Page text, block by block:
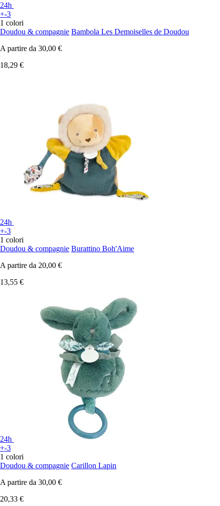
24h
+-3
1 colori
Doudou & compagnie Bambola Les Demoiselles de Doudou
A partire da 30,00 €
18,29 €
24h
+-3
1 colori
Doudou & compagnie Burattino Boh'Aime
A partire da 20,00 €
13,55 €
24h
+-3
1 colori
Doudou & compagnie Carillon Lapin
A partire da 30,00 €
20,33 €